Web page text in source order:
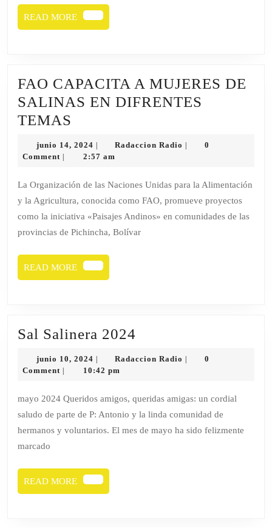
READ MORE
READ
MORE
FAO CAPACITA A MUJERES DE
SALINAS EN DIFRENTES
TEMAS
DE
SALINAS
EN
TEMAS
junio 14, 2024 junio
14,
Radaccion Radio Radaccion
0
Comment
2:57 am
La Organización de las Naciones Unidas para la Alimentación
y la Agricultura, conocida como FAO, promueve proyectos
como la iniciativa «Paisajes Andinos» en comunidades de las
provincias de Pichincha, Bolívar
READ MORE
READ
MORE
Sal Salinera 2024
junio 10, 2024 junio
10,
Radaccion Radio Radaccion
0
Comment
10:42 pm
mayo 2024 Queridos amigos, queridas amigas: un cordial
saludo de parte de P: Antonio y la linda comunidad de
hermanos y voluntarios. El mes de mayo ha sido felizmente
marcado
READ MORE
READ
MORE